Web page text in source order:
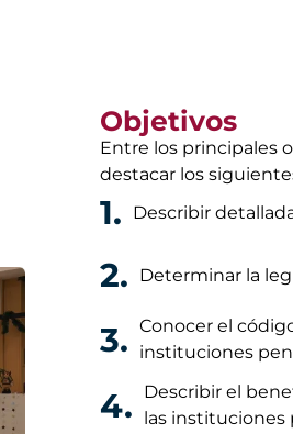
Objetivos
Entre los principales
destacar los
1. Describir
2. Determinar la
3. Conocer el
instituciones
4.
Describir el
las instituciones